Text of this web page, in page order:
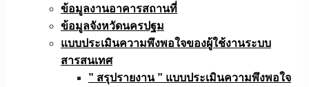
ข้อมูลงานอาคารสถานที่
ข้อมูลจังหวัดนครปฐม
แบบประเมินความพึงพอใจของผู้ใช้งานระบบ
สารสนเทศ
” สรุปรายงาน ” แบบประเมินความพึงพอใจ